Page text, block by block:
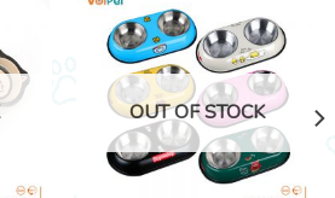
OUT OF STOCK